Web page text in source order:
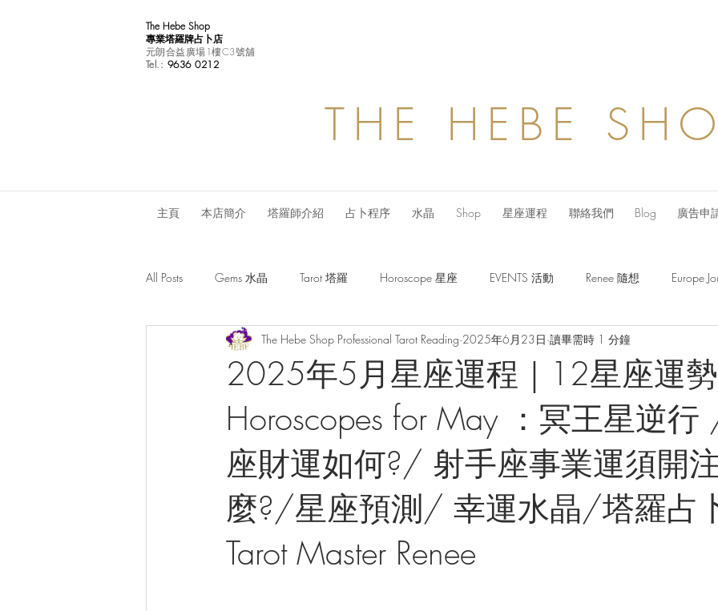
The Hebe Shop
專業塔羅牌占卜店
元朗合益廣場1樓C3號舖
Tel.: 9636 0212
THE HEBE
主頁 本店簡介 塔羅師介紹 占卜程序 水晶 Shop 星座運程 聯絡我們 Blog 廣告申
All Posts Gems 水晶 Tarot 塔羅 Horoscope 星座 EVENTS 活動 Renee 隨想 Europe
Monthly Horoscope 每月星座運程
2025年5月星座運程｜12星座運
Horoscopes for May ：冥王星逆
座財運如何?/ 射手座事業運須開
麼?/星座預測/ 幸運水晶/塔羅占
Tarot Master Renee
The Hebe Shop Professional Tarot Reading 2025年6月23日 讀畢需時 1 分鐘